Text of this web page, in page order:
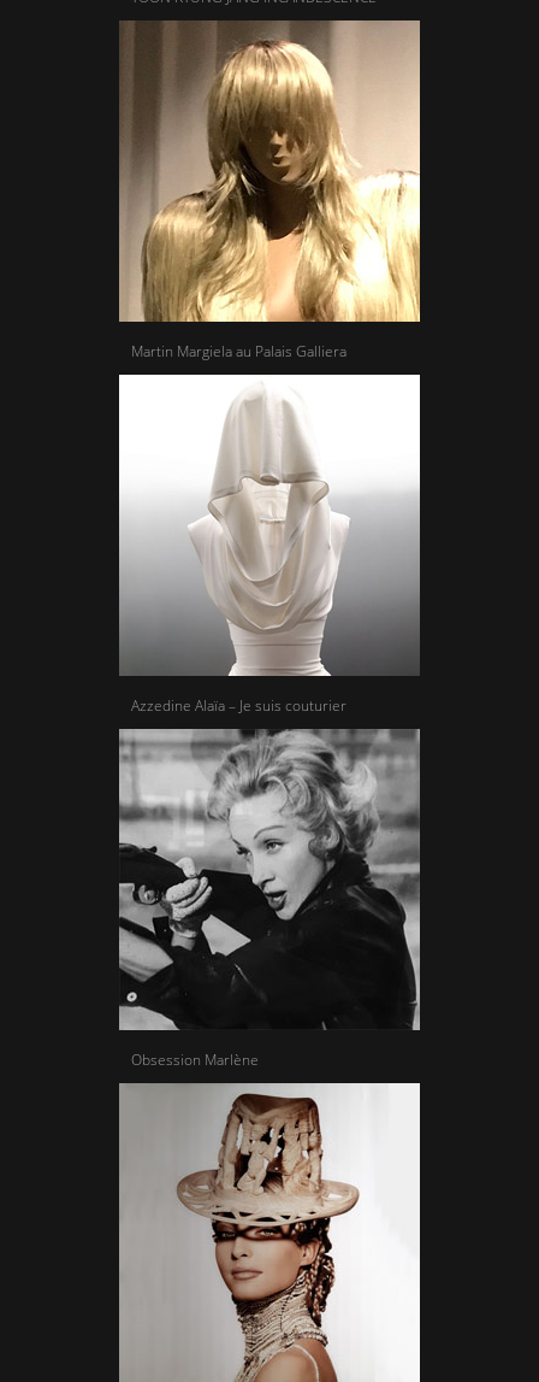
Martin Margiela au Palais Galliera
Azzedine Alaïa – Je suis couturier
Obsession Marlène